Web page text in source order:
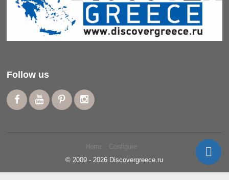

Follow us
© 2009 - 2026 Discovergreece.ru
Home Configure